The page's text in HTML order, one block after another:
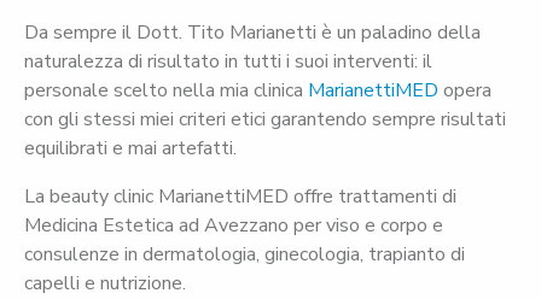
Da sempre il Dott. Tito Marianetti è un paladino della
naturalezza di risultato in tutti i suoi interventi: il
personale scelto nella mia clinica MarianettiMED opera
con gli stessi miei criteri etici garantendo sempre risultati
equilibrati e mai artefatti.
La beauty clinic MarianettiMED offre trattamenti di
Medicina Estetica ad Avezzano per viso e corpo e
consulenze in dermatologia, ginecologia, trapianto di
capelli e nutrizione.